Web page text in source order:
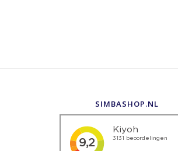
SIMBASHOP.NL